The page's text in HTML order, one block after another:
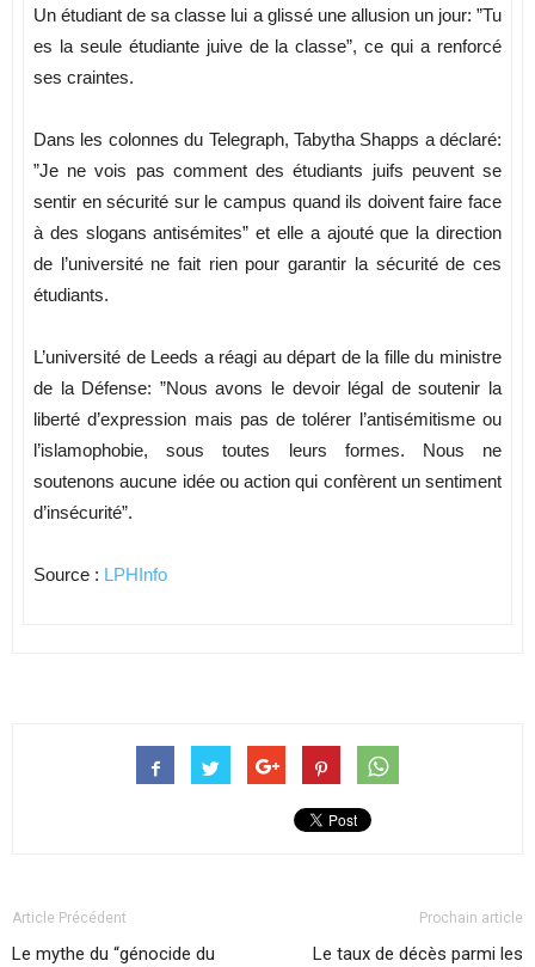
Un étudiant de sa classe lui a glissé une allusion un jour: ”Tu
es la seule étudiante juive de la classe”, ce qui a renforcé
ses craintes.
Dans les colonnes du Telegraph, Tabytha Shapps a déclaré:
”Je ne vois pas comment des étudiants juifs peuvent se
sentir en sécurité sur le campus quand ils doivent faire face
à des slogans antisémites” et elle a ajouté que la direction
de l’université ne fait rien pour garantir la sécurité de ces
étudiants.
L’université de Leeds a réagi au départ de la fille du ministre
de la Défense: ”Nous avons le devoir légal de soutenir la
liberté d’expression mais pas de tolérer l’antisémitisme ou
l’islamophobie, sous toutes leurs formes. Nous ne
soutenons aucune idée ou action qui confèrent un sentiment
d’insécurité”.
Source : LPHInfo
Article Précédent
Le mythe du “génocide du
Prochain article
Le taux de décès parmi les